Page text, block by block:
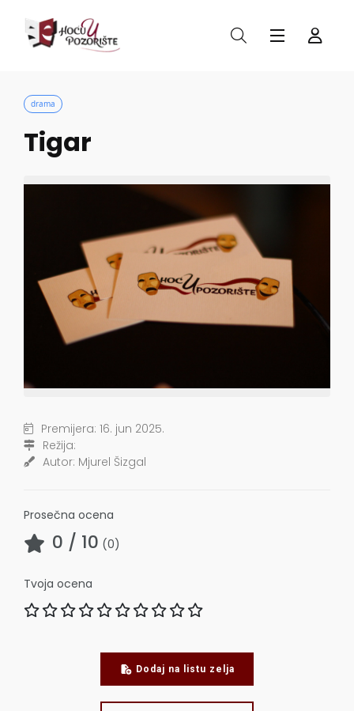
drama
Tigar
Premijera: 16. jun 2025.
Režija:
Autor: Mjurel Šizgal
Prosečna ocena
0 / 10 (0)
Tvoja ocena
Dodaj na listu zelja